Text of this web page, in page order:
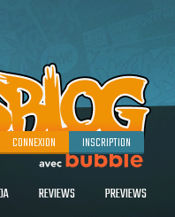
CONNEXION INSCRIPTION
REVIEWS PREVIEWS